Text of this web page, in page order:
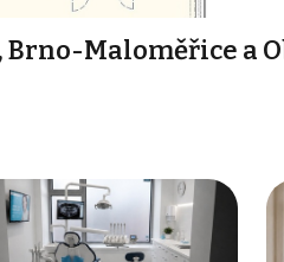
Brno-Maloměřice a